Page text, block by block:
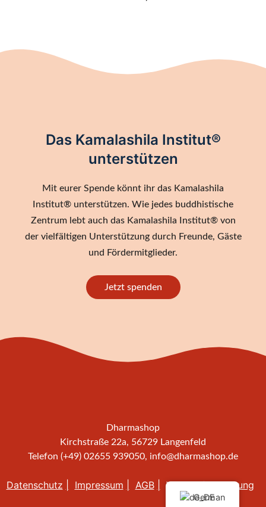
Das Kamalashila Institut®
unterstützen
Mit eurer Spende könnt ihr das Kamalashila
Institut® unterstützen. Wie jedes buddhistische
Zentrum lebt auch das Kamalashila Institut® von
der vielfältigen Unterstützung durch Freunde, Gäste
und Fördermitglieder.
Jetzt spenden
Dharmashop
Kirchstraße 22a, 56729 Langenfeld
Telefon (+49) 02655 939050, info@dharmashop.de
Datenschutz Impressum AGB Widerrufsbelehrung
German